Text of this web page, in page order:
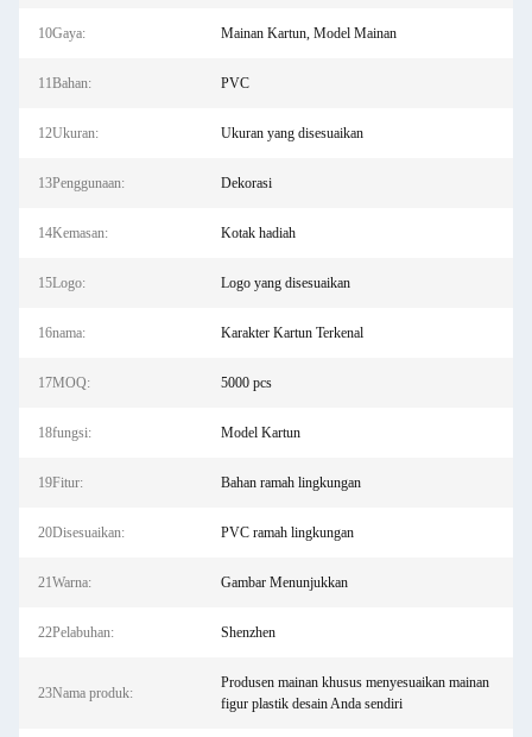
10Gaya: Mainan Kartun, Model Mainan
11Bahan: PVC
12Ukuran: Ukuran yang disesuaikan
13Penggunaan: Dekorasi
14Kemasan: Kotak hadiah
15Logo: Logo yang disesuaikan
16nama: Karakter Kartun Terkenal
17MOQ: 5000 pcs
18fungsi: Model Kartun
19Fitur: Bahan ramah lingkungan
20Disesuaikan: PVC ramah lingkungan
21Warna: Gambar Menunjukkan
22Pelabuhan: Shenzhen
23Nama produk:
Produsen mainan khusus menyesuaikan mainan
figur plastik desain Anda sendiri